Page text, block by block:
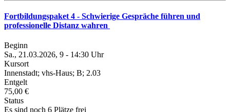
Fortbildungspaket 4 - Schwierige Gespräche führen und
professionelle Distanz wahren
Beginn
Sa., 21.03.2026, 9 - 14:30 Uhr
Kursort
Innenstadt; vhs-Haus; B; 2.03
Entgelt
75,00 €
Status
Es sind noch 6 Plätze frei